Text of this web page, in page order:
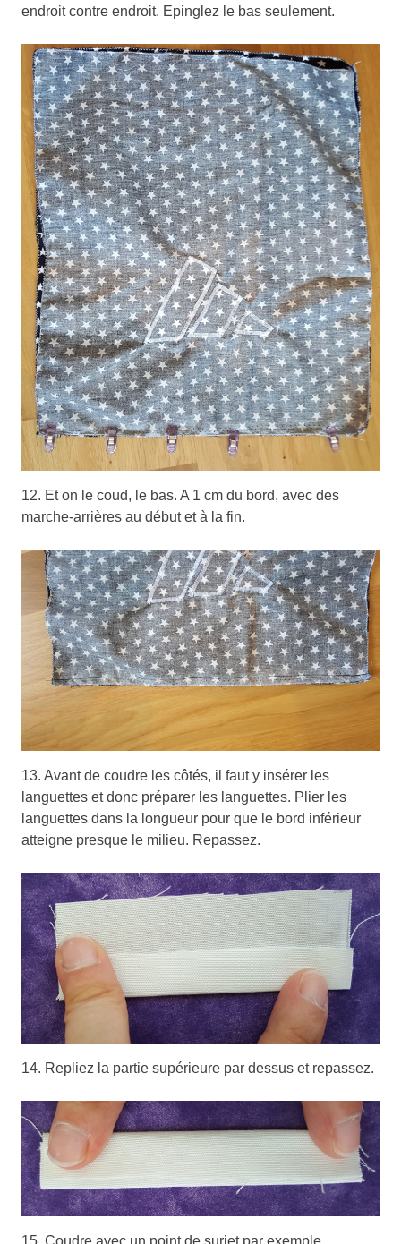
endroit contre endroit. Epinglez le bas seulement.
12. Et on le coud, le bas. A 1 cm du bord, avec des
marche-arrières au début et à la fin.
13. Avant de coudre les côtés, il faut y insérer les
languettes et donc préparer les languettes. Plier les
languettes dans la longueur pour que le bord inférieur
atteigne presque le milieu. Repassez.
14. Repliez la partie supérieure par dessus et repassez.